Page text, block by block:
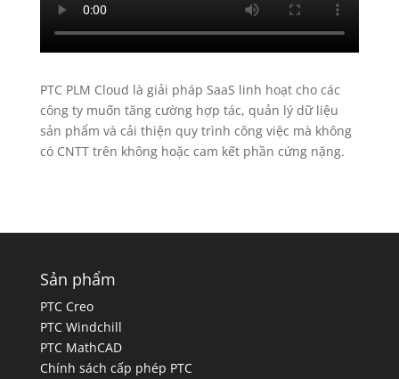
PTC PLM Cloud là giải pháp SaaS linh hoạt cho các
công ty muốn tăng cường hợp tác, quản lý dữ liệu
sản phẩm và cải thiện quy trình công việc mà không
có CNTT trên không hoặc cam kết phần cứng nặng.
Sản phẩm
PTC Creo
PTC Windchill
PTC MathCAD
Chính sách cấp phép PTC